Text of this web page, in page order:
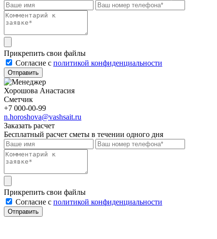
Прикрепить свои файлы
Cогласие с политикой конфиденциальности
Отправить
Хорошова Анастасия
Сметчик
+7 000-00-99
n.horoshova@vashsait.ru
Заказать расчет
Бесплатный расчет сметы в течении одного дня
Прикрепить свои файлы
Cогласие с политикой конфиденциальности
Отправить